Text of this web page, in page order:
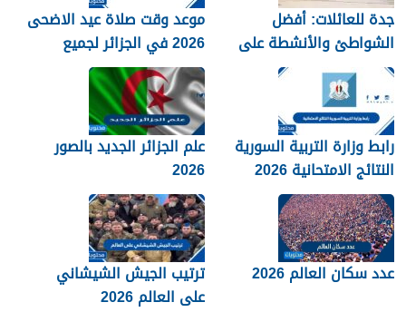
جدة للعائلات: أفضل
الشواطئ والأنشطة على
كورنيش البحر الأحمر
موعد وقت صلاة عيد الاضحى
2026 في الجزائر لجميع
المحافظات بالتفصيل 1448
رابط وزارة التربية السورية
النتائج الامتحانية 2026
علم الجزائر الجديد بالصور
2026
عدد سكان العالم 2026
ترتيب الجيش الشيشاني
على العالم 2026